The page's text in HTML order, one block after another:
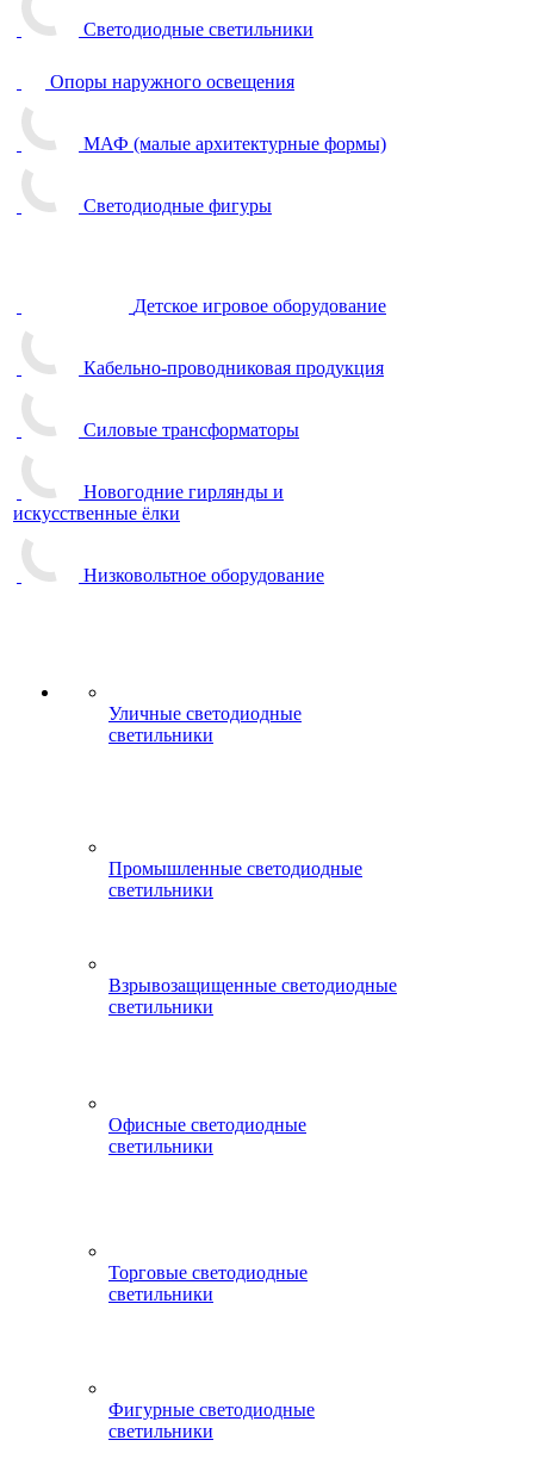
Светодиодные светильники
Опоры наружного освещения
МАФ (малые архитектурные формы)
Светодиодные фигуры
Детское игровое оборудование
Кабельно-проводниковая продукция
Силовые трансформаторы
Новогодние гирлянды и
искусственные ёлки
Низковольтное оборудование
Уличные светодиодные
светильники
Промышленные светодиодные
светильники
Взрывозащищенные светодиодные
светильники
Офисные светодиодные
светильники
Торговые светодиодные
светильники
Фигурные светодиодные
светильники